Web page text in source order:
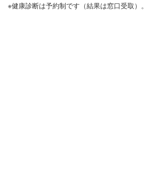
※健康診断は予約制です（結果は窓口受取）。